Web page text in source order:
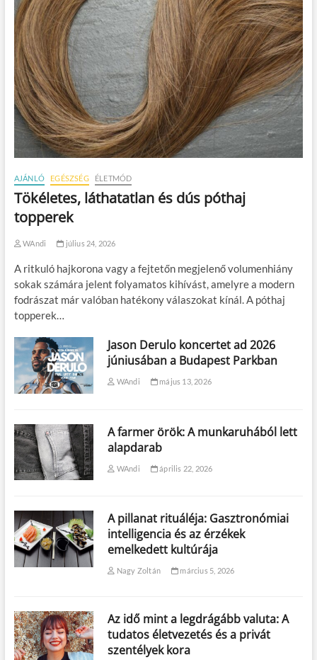
AJÁNLÓ EGÉSZSÉG ÉLETMÓD
Tökéletes, láthatatlan és dús póthaj
topperek
WAndi július 24, 2026
A ritkuló hajkorona vagy a fejtetőn megjelenő volumenhiány
sokak számára jelent folyamatos kihívást, amelyre a modern
fodrászat már valóban hatékony válaszokat kínál. A póthaj
topperek…
Jason Derulo koncertet ad 2026
júniusában a Budapest Parkban
WAndi május 13, 2026
A farmer örök: A munkaruhából lett
alapdarab
WAndi április 22, 2026
A pillanat rituáléja: Gasztronómiai
intelligencia és az érzékek
emelkedett kultúrája
Nagy Zoltán március 5, 2026
Az idő mint a legdrágább valuta: A
tudatos életvezetés és a privát
szentélyek kora